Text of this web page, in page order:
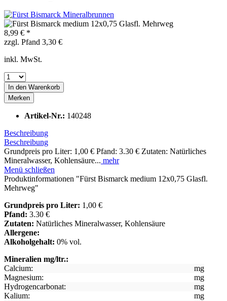
8,99 € *
zzgl. Pfand 3,30 €
inkl. MwSt.
In den Warenkorb
Merken
Artikel-Nr.: 140248
Beschreibung
Beschreibung
Grundpreis pro Liter: 1,00 € Pfand: 3.30 € Zutaten: Natürliches
Mineralwasser, Kohlensäure... mehr
Menü schließen
Produktinformationen "Fürst Bismarck medium 12x0,75 Glasfl.
Mehrweg"
Grundpreis pro Liter: 1,00 €
Pfand: 3.30 €
Zutaten: Natürliches Mineralwasser, Kohlensäure
Allergene:
Alkoholgehalt: 0% vol.
Mineralien mg/ltr.:
Calcium:
mg
Magnesium:
mg
Hydrogencarbonat:
mg
Kalium:
mg